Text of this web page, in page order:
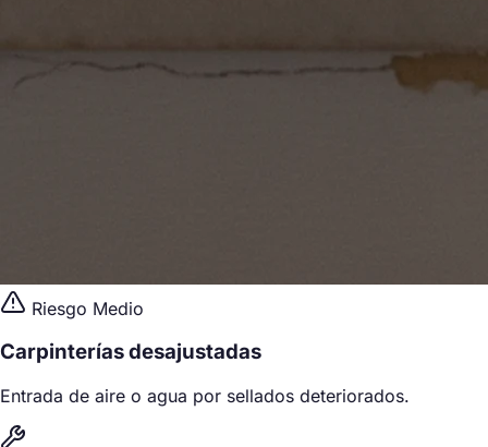
Riesgo Medio
Carpinterías desajustadas
Entrada de aire o agua por sellados deteriorados.